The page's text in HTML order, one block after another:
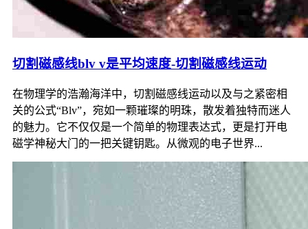
切割磁感线blv v是平均速度-切割磁感线运动
在物理学的浩瀚海洋中，切割磁感线运动以及与之紧密相
关的公式“Blv”，宛如一颗璀璨的明珠，散发着独特而迷人
的魅力。它不仅仅是一个简单的物理表达式，更是打开电
磁学神秘大门的一把关键钥匙。从微观的电子世界...